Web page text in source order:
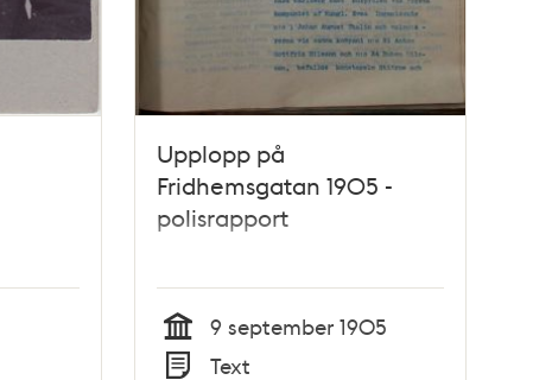
Upplopp på
Fridhemsgatan 1905 -
polisrapport
Tid
9 september 1905
Text